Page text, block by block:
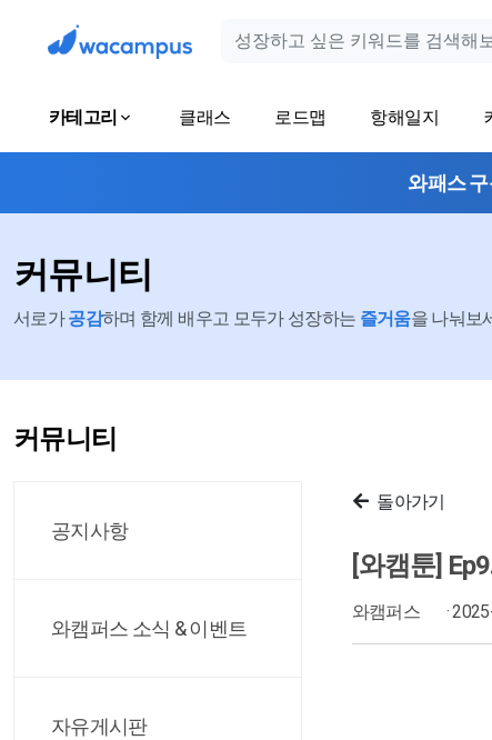
카테고리 클래스 로드맵 항해일지
와패스
커뮤니티
서로가공감하며 함께 배우고 모두가 성장하는 즐거움을 나눠보
커뮤니티
공지사항
와캠퍼스 소식 & 이벤트
자유게시판
돌아가기
[와캠툰]
와캠퍼스 ·